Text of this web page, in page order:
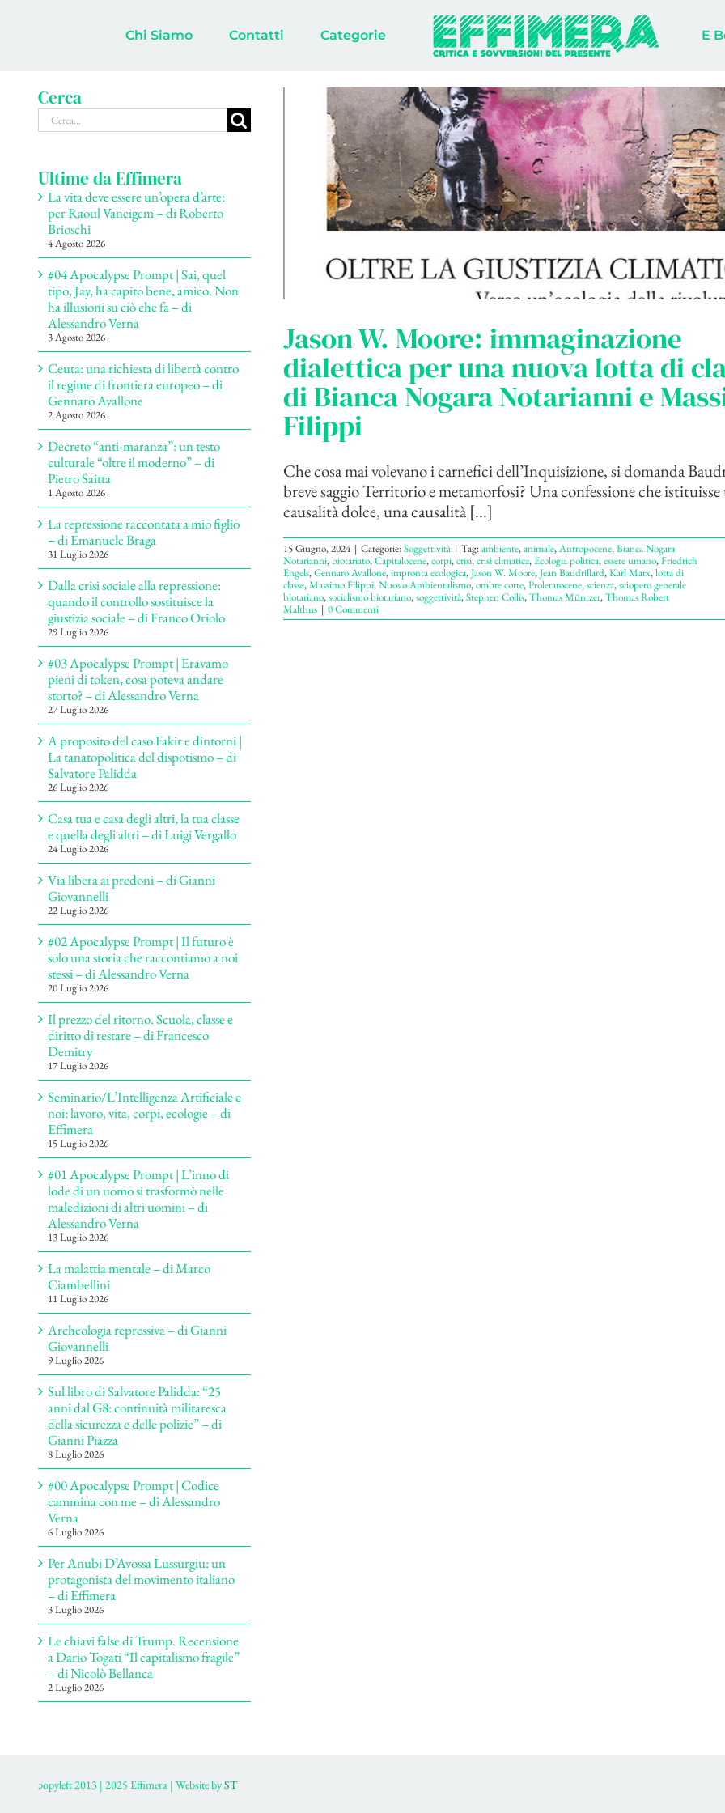
Chi Siamo Contatti Categorie E
Jason W. Moore: immaginazione
dialettica per una nuova lotta di
di Bianca Nogara Notarianni e
Filippi
Che cosa mai volevano i carnefici dell’Inquisizione, si domanda
breve saggio Territorio e metamorfosi? Una confessione che istituisse
causalità dolce, una causalità [...]
15 Giugno, 2024 | Categorie:Soggettività | Tag:ambiente,animale,Antropocene,Bianca Nogara
Notarianni,biotariato,Capitalocene,corpi,crisi,crisi climatica,Ecologia politica,essere umano,Friedrich
Engels,Gennaro Avallone,impronta ecologica,Jason W. Moore,Jean Baudrillard,Karl Marx,lotta di
classe,Massimo Filippi,Nuovo Ambientalismo,ombre corte,Proletarocene,scienza,sciopero generale
biotariano,socialismo biotariano,soggettività,Stephen Collis,Thomas Müntzer,Thomas Robert
Malthus | 0 Commenti
Cerca
Cerca
per:
Ultime da Effimera
La vita deve essere un’opera d’arte:
per Raoul Vaneigem – di Roberto
Brioschi
4 Agosto 2026
#04 Apocalypse Prompt | Sai, quel
tipo, Jay, ha capito bene, amico. Non
ha illusioni su ciò che fa – di
Alessandro Verna
3 Agosto 2026
Ceuta: una richiesta di libertà contro
il regime di frontiera europeo – di
Gennaro Avallone
2 Agosto 2026
Decreto “anti-maranza”: un testo
culturale “oltre il moderno” – di
Pietro Saitta
1 Agosto 2026
La repressione raccontata a mio figlio
– di Emanuele Braga
31 Luglio 2026
Dalla crisi sociale alla repressione:
quando il controllo sostituisce la
giustizia sociale – di Franco Oriolo
29 Luglio 2026
#03 Apocalypse Prompt | Eravamo
pieni di token, cosa poteva andare
storto? – di Alessandro Verna
27 Luglio 2026
A proposito del caso Fakir e dintorni |
La tanatopolitica del dispotismo – di
Salvatore Palidda
26 Luglio 2026
Casa tua e casa degli altri, la tua classe
e quella degli altri – di Luigi Vergallo
24 Luglio 2026
Via libera ai predoni – di Gianni
Giovannelli
22 Luglio 2026
#02 Apocalypse Prompt | Il futuro è
solo una storia che raccontiamo a noi
stessi – di Alessandro Verna
20 Luglio 2026
Il prezzo del ritorno. Scuola, classe e
diritto di restare – di Francesco
Demitry
17 Luglio 2026
Seminario/L’Intelligenza Artificiale e
noi: lavoro, vita, corpi, ecologie – di
Effimera
15 Luglio 2026
#01 Apocalypse Prompt | L’inno di
lode di un uomo si trasformò nelle
maledizioni di altri uomini – di
Alessandro Verna
13 Luglio 2026
La malattia mentale – di Marco
Ciambellini
11 Luglio 2026
Archeologia repressiva – di Gianni
Giovannelli
9 Luglio 2026
Sul libro di Salvatore Palidda: “25
anni dal G8: continuità militaresca
della sicurezza e delle polizie” – di
Gianni Piazza
8 Luglio 2026
#00 Apocalypse Prompt | Codice
cammina con me – di Alessandro
Verna
6 Luglio 2026
Per Anubi D’Avossa Lussurgiu: un
protagonista del movimento italiano
– di Effimera
3 Luglio 2026
Le chiavi false di Trump. Recensione
a Dario Togati “Il capitalismo fragile”
– di Nicolò Bellanca
2 Luglio 2026
ɔopyleft 2013 | 2025 Effimera | Website byST